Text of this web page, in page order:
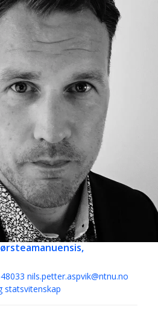
nils.petter.aspvik@ntnu.no
statsvitenskap